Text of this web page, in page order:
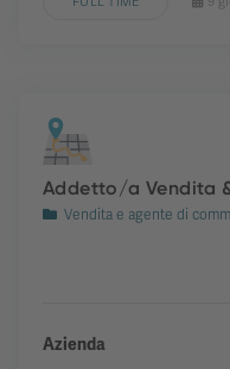
Addetto/a Vendita
Vendita e agente di
Azienda